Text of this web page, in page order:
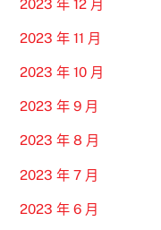
2023 年 12 月
2023 年 11 月
2023 年 10 月
2023 年 9 月
2023 年 8 月
2023 年 7 月
2023 年 6 月